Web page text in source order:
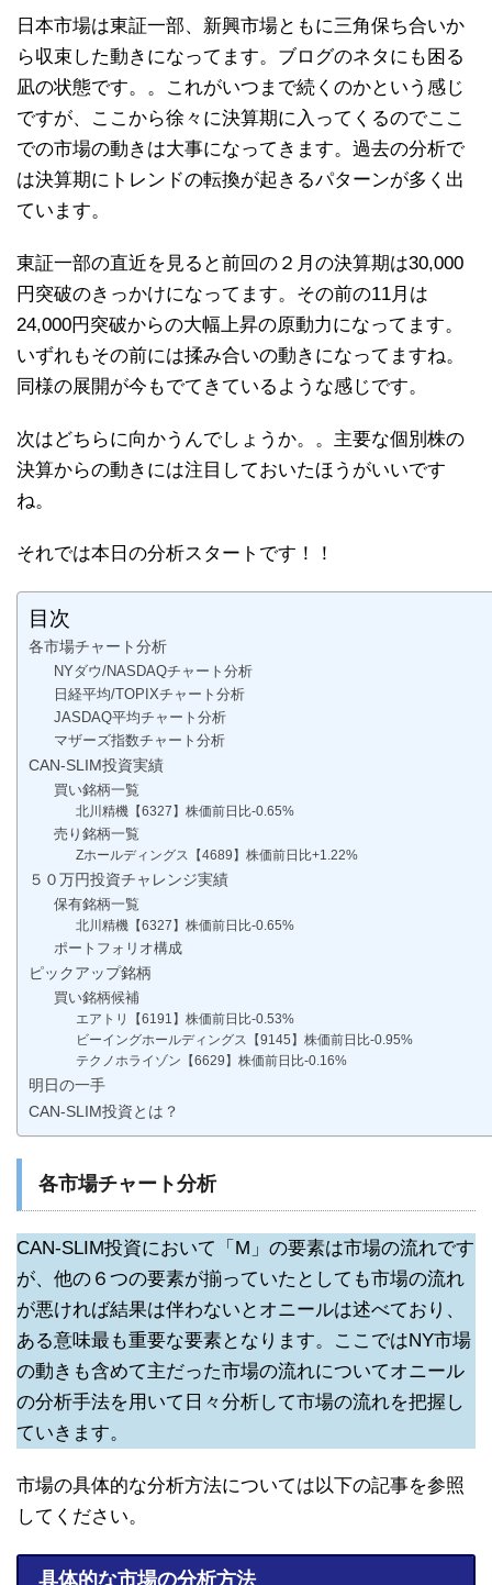
日本市場は東証一部、新興市場ともに三角保ち合いか
ら収束した動きになってます。ブログのネタにも困る
凪の状態です。。これがいつまで続くのかという感じ
ですが、ここから徐々に決算期に入ってくるのでここ
での市場の動きは大事になってきます。過去の分析で
は決算期にトレンドの転換が起きるパターンが多く出
ています。
東証一部の直近を見ると前回の２月の決算期は30,000
円突破のきっかけになってます。その前の11月は
24,000円突破からの大幅上昇の原動力になってます。
いずれもその前には揉み合いの動きになってますね。
同様の展開が今もでてきているような感じです。
次はどちらに向かうんでしょうか。。主要な個別株の
決算からの動きには注目しておいたほうがいいです
ね。
それでは本日の分析スタートです！！
目次
各市場チャート分析
NYダウ/NASDAQチャート分析
日経平均/TOPIXチャート分析
JASDAQ平均チャート分析
マザーズ指数チャート分析
CAN-SLIM投資実績
買い銘柄一覧
北川精機【6327】株価前日比-0.65%
売り銘柄一覧
Zホールディングス【4689】株価前日比+1.22%
５０万円投資チャレンジ実績
保有銘柄一覧
北川精機【6327】株価前日比-0.65%
ポートフォリオ構成
ピックアップ銘柄
買い銘柄候補
エアトリ【6191】株価前日比-0.53%
ビーイングホールディングス【9145】株価前日比-0.95%
テクノホライゾン【6629】株価前日比-0.16%
明日の一手
CAN-SLIM投資とは？
各市場チャート分析
CAN-SLIM投資において「M」の要素は市場の流れです
が、他の６つの要素が揃っていたとしても市場の流れ
が悪ければ結果は伴わないとオニールは述べており、
ある意味最も重要な要素となります。ここではNY市場
の動きも含めて主だった市場の流れについてオニール
の分析手法を用いて日々分析して市場の流れを把握し
ていきます。
市場の具体的な分析方法については以下の記事を参照
してください。
具体的な市場の分析方法